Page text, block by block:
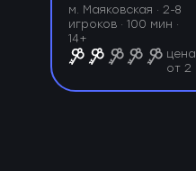
м. Маяковская ·2-8
игроков · 100 мин ·
14+
цена
от 2